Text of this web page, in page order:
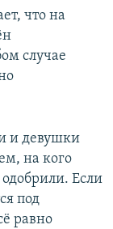
что на
случае
и девушки
на кого
Если
под
равно